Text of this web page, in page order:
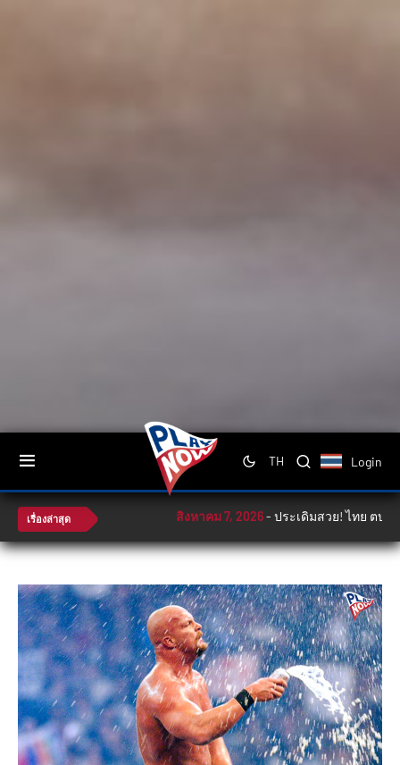
TH Login
เรื่องล่าสุด สิงหาคม 7, 2026-ประเดิมสวย! ไทย ตบ ฟิลิป